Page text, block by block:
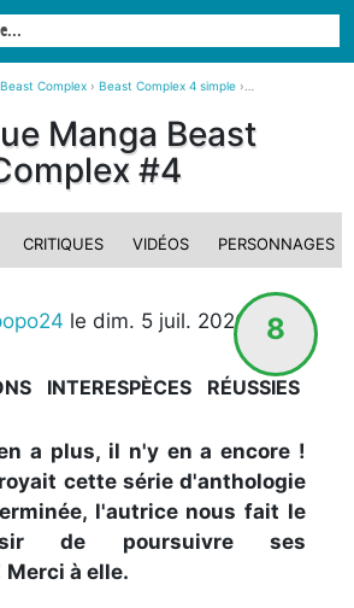
Beast Complex › Beast Complex 4 simple ›
Manga Beast
#4
CRITIQUES VIDÉOS PERSONNAGES
8
le dim. 5 juil. 2026 STAFF
INTERESPÈCES RÉUSSIES
a plus, il n'y en a encore !
cette série d'anthologie
l'autrice nous fait le
de poursuivre ses
à elle.